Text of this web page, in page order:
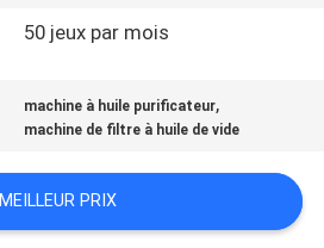
50 jeux par mois
machine à huile purificateur,
machine de filtre à huile de vide
MEILLEUR PRIX